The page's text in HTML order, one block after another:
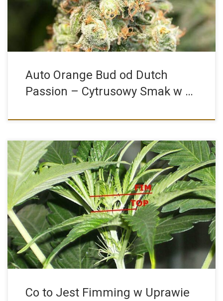
Auto Orange Bud od Dutch
Passion – Cytrusowy Smak w …
W uprawie roślin najważniejszy jest grunt oraz odpowiednia
pielęgnacja. Na […]
Co to Jest Fimming w Uprawie